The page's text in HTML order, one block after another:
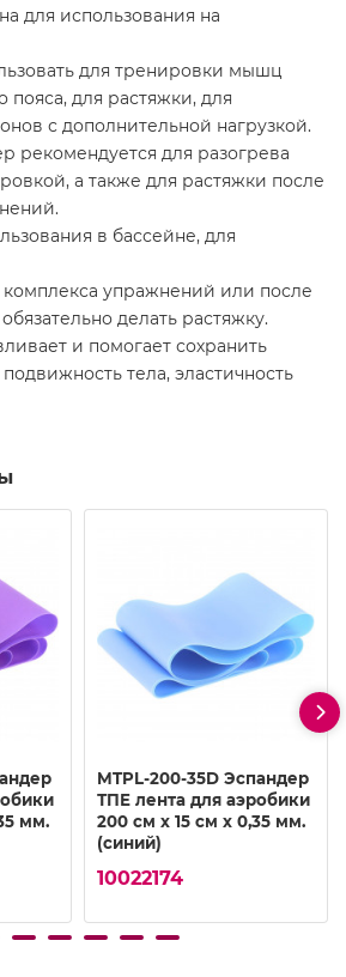
для использования на
для тренировки мышц
пояса, для растяжки, для
с дополнительной нагрузкой.
рекомендуется для разогрева
а также для растяжки после
в бассейне, для
упражнений или после
делать растяжку.
и помогает сохранить
тела, эластичность
мм.
MTPL-200-35D Эспандер
ТПЕ лента для аэробики
200 см х 15 см х 0,35 мм.
(синий)
10022174